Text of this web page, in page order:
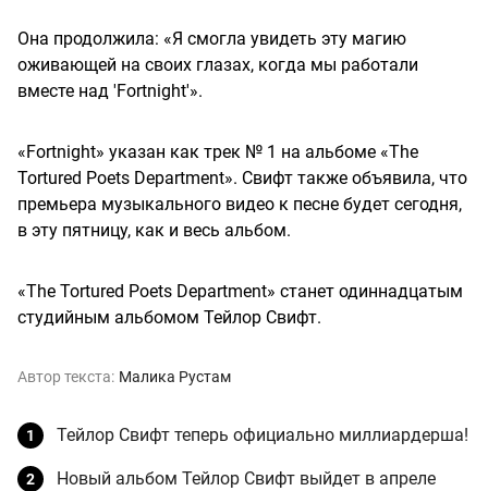
Она продолжила: «Я смогла увидеть эту магию
оживающей на своих глазах, когда мы работали
вместе над 'Fortnight'».
«Fortnight» указан как трек № 1 на альбоме «The
Tortured Poets Department». Свифт также объявила, что
премьера музыкального видео к песне будет сегодня,
в эту пятницу, как и весь альбом.
«The Tortured Poets Department» станет одиннадцатым
студийным альбомом Тейлор Свифт.
Автор текста: Малика Рустам
Тейлор Свифт теперь официально миллиардерша!
Новый альбом Тейлор Свифт выйдет в апреле